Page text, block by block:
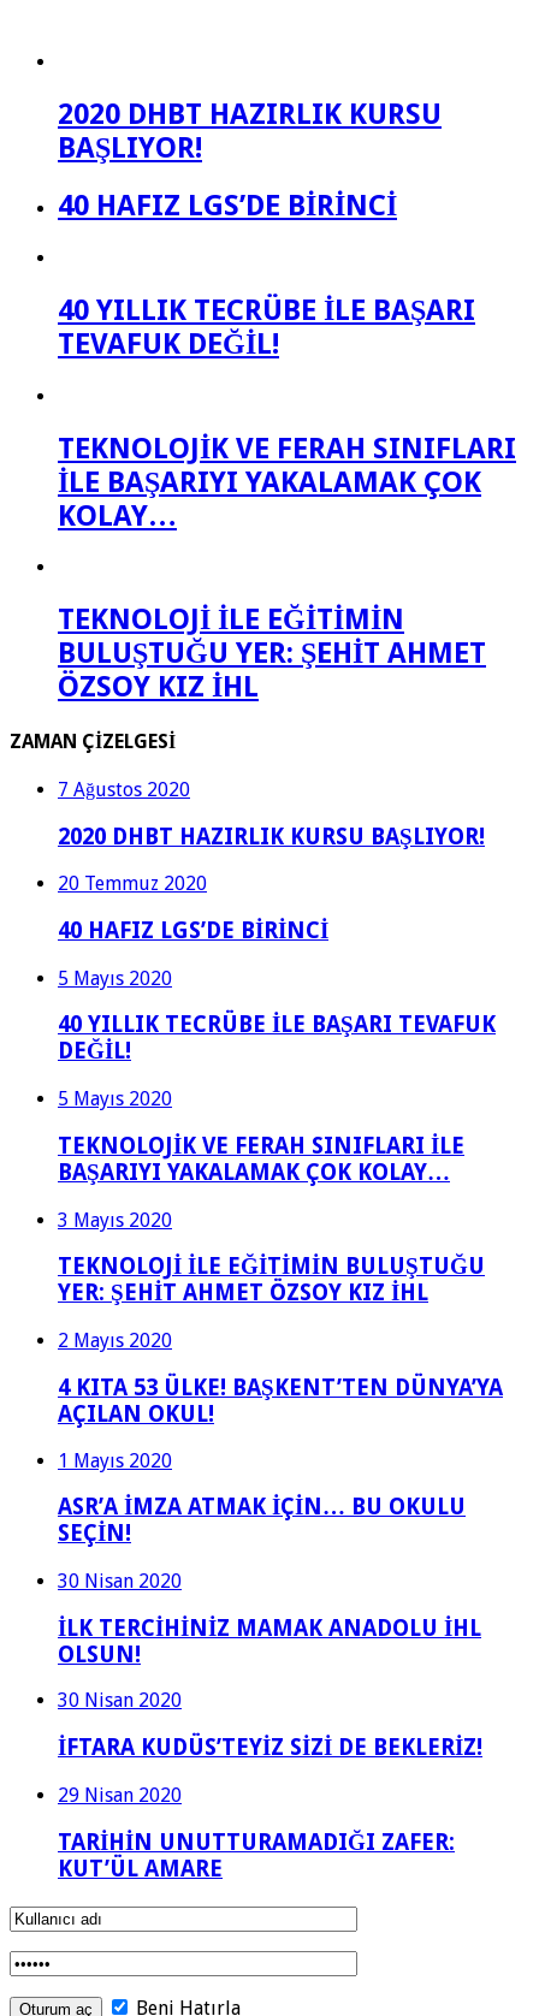
2020 DHBT HAZIRLIK KURSU
BAŞLIYOR!
40 HAFIZ LGS’DE BİRİNCİ
40 YILLIK TECRÜBE İLE BAŞARI
TEVAFUK DEĞİL!
TEKNOLOJİK VE FERAH SINIFLARI
İLE BAŞARIYI YAKALAMAK ÇOK
KOLAY…
TEKNOLOJİ İLE EĞİTİMİN
BULUŞTUĞU YER: ŞEHİT AHMET
ÖZSOY KIZ İHL
ZAMAN ÇİZELGESİ
7 Ağustos 2020
2020 DHBT HAZIRLIK KURSU BAŞLIYOR!
20 Temmuz 2020
40 HAFIZ LGS’DE BİRİNCİ
5 Mayıs 2020
40 YILLIK TECRÜBE İLE BAŞARI TEVAFUK
DEĞİL!
5 Mayıs 2020
TEKNOLOJİK VE FERAH SINIFLARI İLE
BAŞARIYI YAKALAMAK ÇOK KOLAY…
3 Mayıs 2020
TEKNOLOJİ İLE EĞİTİMİN BULUŞTUĞU
YER: ŞEHİT AHMET ÖZSOY KIZ İHL
2 Mayıs 2020
4 KITA 53 ÜLKE! BAŞKENT’TEN DÜNYA’YA
AÇILAN OKUL!
1 Mayıs 2020
ASR’A İMZA ATMAK İÇİN… BU OKULU
SEÇİN!
30 Nisan 2020
İLK TERCİHİNİZ MAMAK ANADOLU İHL
OLSUN!
30 Nisan 2020
İFTARA KUDÜS’TEYİZ SİZİ DE BEKLERİZ!
29 Nisan 2020
TARİHİN UNUTTURAMADIĞI ZAFER:
KUT’ÜL AMARE
Beni Hatırla